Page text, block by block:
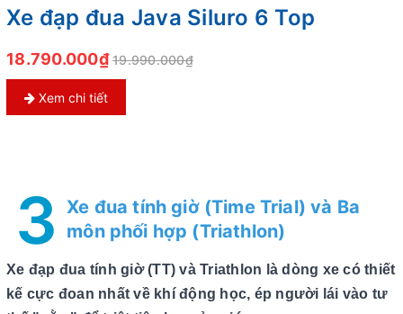
Xe đạp đua Java Siluro 6 Top
18.790.000₫19.990.000₫
Xem chi tiết
3 Xe đua tính giờ (Time Trial) và Ba
môn phối hợp (Triathlon)
Xe đạp đua tính giờ (TT) và Triathlon là dòng xe có thiết
kế cực đoan nhất về khí động học, ép người lái vào tư